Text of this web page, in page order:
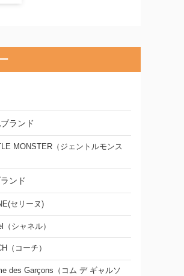
ランド
MONSTER（ジェントルモンス
ンド
セリーヌ)
（シャネル）
（コーチ）
des Garçons（コム デ ギャルソ